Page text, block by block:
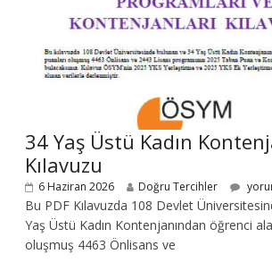
34 Yaş Üstü Kadın
Kılavuzu
6 Haziran 2026 Doğru Tercihler
Bu PDF Kılavuzda 108 Devlet
Yaş Üstü Kadın Kontenjanından öğrenci
oluşmuş 4463 Önlisans ve